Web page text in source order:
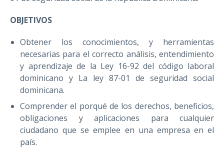
OBJETIVOS
Obtener los conocimientos, y herramientas
necesarias para el correcto análisis, entendimiento
y aprendizaje de la Ley 16-92 del código laboral
dominicano y La ley 87-01 de seguridad social
dominicana.
Comprender el porqué de los derechos, beneficios,
obligaciones y aplicaciones para cualquier
ciudadano que se emplee en una empresa en el
país.